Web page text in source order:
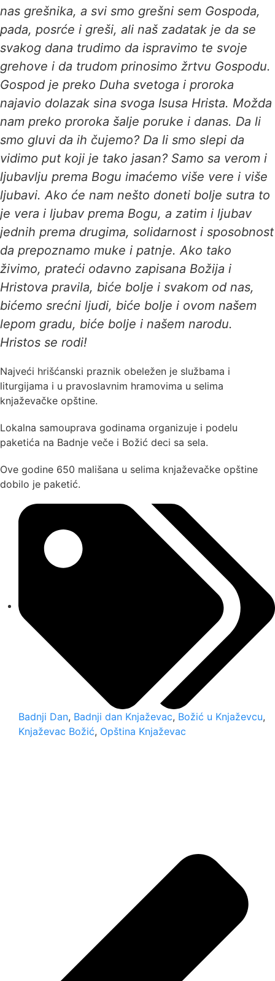
nas grešnika, a svi smo grešni sem Gospoda,
pada, posrće i greši, ali naš zadatak je da se
svakog dana trudimo da ispravimo te svoje
grehove i da trudom prinosimo žrtvu Gospodu.
Gospod je preko Duha svetoga i proroka
najavio dolazak sina svoga Isusa Hrista. Možda
nam preko proroka šalje poruke i danas. Da li
smo gluvi da ih čujemo? Da li smo slepi da
vidimo put koji je tako jasan? Samo sa verom i
ljubavlju prema Bogu imaćemo više vere i više
ljubavi. Ako će nam nešto doneti bolje sutra to
je vera i ljubav prema Bogu, a zatim i ljubav
jednih prema drugima, solidarnost i sposobnost
da prepoznamo muke i patnje. Ako tako
živimo, prateći odavno zapisana Božija i
Hristova pravila, biće bolje i svakom od nas,
bićemo srećni ljudi, biće bolje i ovom našem
lepom gradu, biće bolje i našem narodu.
Hristos se rodi!
Najveći hrišćanski praznik obeležen je službama i
liturgijama i u pravoslavnim hramovima u selima
knjaževačke opštine.
Lokalna samouprava godinama organizuje i podelu
paketića na Badnje veče i Božić deci sa sela.
Ove godine 650 mališana u selima knjaževačke opštine
dobilo je paketić.
Badnji Dan, Badnji dan Knjaževac, Božić u Knjaževcu,
Knjaževac Božić, Opština Knjaževac